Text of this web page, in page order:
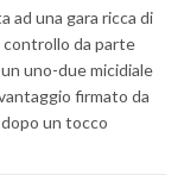
ad una gara ricca di
controllo da parte
uno-due micidiale
firmato da
un tocco